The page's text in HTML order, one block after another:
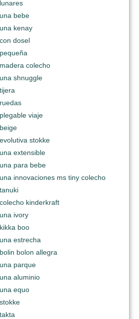
bebe
kenay
dosel
colecho
shnuggle
viaje
stokke
extensible
para bebe
innovaciones ms tiny colecho
kinderkraft
ivory
boo
estrecha
bolon allegra
parque
aluminio
equo